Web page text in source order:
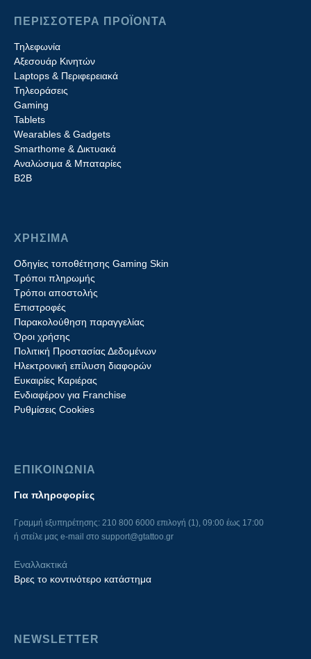
ΠΕΡΙΣΣΟΤΕΡΑ ΠΡΟΪΟΝΤΑ
Τηλεφωνία
Αξεσουάρ Κινητών
Laptops & Περιφερειακά
Τηλεοράσεις
Gaming
Tablets
Wearables & Gadgets
Smarthome & Δικτυακά
Aναλώσιμα & Μπαταρίες
Β2B
ΧΡΗΣΙΜΑ
Οδηγίες τοποθέτησης Gaming Skin
Τρόποι πληρωμής
Τρόποι αποστολής
Επιστροφές
Παρακολούθηση παραγγελίας
Όροι χρήσης
Πολιτική Προστασίας Δεδομένων
Ηλεκτρονική επίλυση διαφορών
Ευκαιρίες Καριέρας
Ενδιαφέρον για Franchise
Ρυθμίσεις Cookies
ΕΠΙΚΟΙΝΩΝΙΑ
Για πληροφορίες
Γραμμή εξυπηρέτησης: 210 800 6000 επιλογή (1), 09:00 έως 17:00
ή στείλε μας e-mail στο support@gtattoo.gr
Εναλλακτικά
Βρες το κοντινότερο κατάστημα
NEWSLETTER